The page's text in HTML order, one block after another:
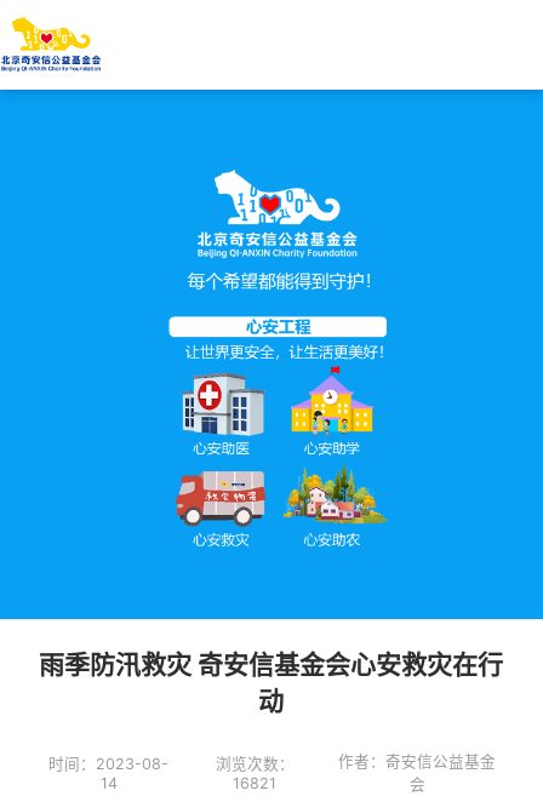
雨季防汛救灾 奇安信基金会心安救灾在行
动
时间：2023-08-
14
浏览次数：
16821
作者：奇安信公益基金
会